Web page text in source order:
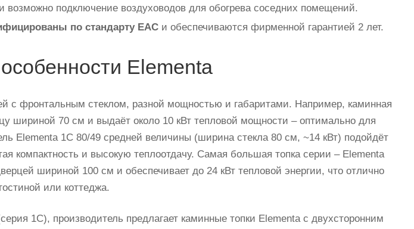
возможно подключение воздуховодов для обогрева соседних помещений.
по стандарту ЕАС и обеспечиваются фирменной гарантией 2 лет.
Elementa
с фронтальным стеклом, разной мощностью и габаритами. Например, каминная
шириной 70 см и выдаёт около 10 кВт тепловой мощности – оптимально для
Elementa 1С 80/49 средней величины (ширина стекла 80 см, ~14 кВт) подойдёт
компактность и высокую теплоотдачу. Самая большая топка серии – Elementa
шириной 100 см и обеспечивает до 24 кВт тепловой энергии, что отлично
или коттеджа.
1С), производитель предлагает каминные топки Elementa с двухсторонним